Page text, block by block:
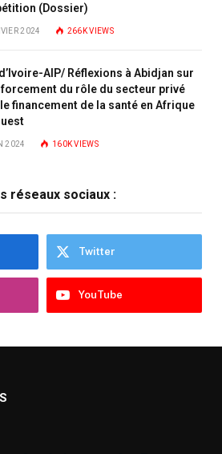
(Dossier)
2024 266KVIEWS
AIP/ Réflexions à Abidjan sur
du rôle du secteur privé
financement de la santé en Afrique
2024 160KVIEWS
réseaux sociaux :
Twitter
YouTube